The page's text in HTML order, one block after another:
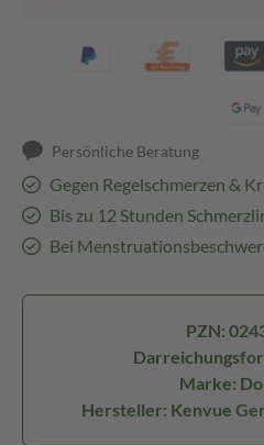
Persönliche Beratung
Gegen Regelschmerzen &
Bis zu 12 Stunden
Bei
PZN:
Marke:
Hersteller: Kenvue